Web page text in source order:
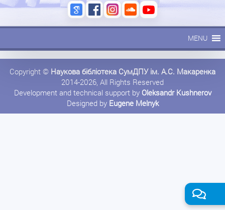
MENU
Copyright © Наукова бібліотека СумДПУ ім. А.С. Макаренка
2014-2026, All Rights Reserved
Development and technical support by Oleksandr Kushnerov
Designed by Eugene Melnyk